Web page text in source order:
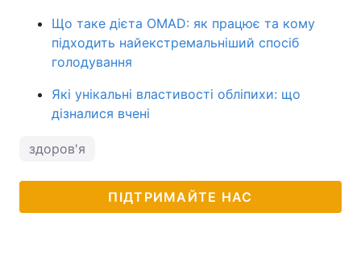
Що таке дієта OMAD: як працює та кому
підходить найекстремальніший спосіб
голодування
Які унікальні властивості обліпихи: що
дізналися вчені
здоров'я
ПІДТРИМАЙТЕ НАС